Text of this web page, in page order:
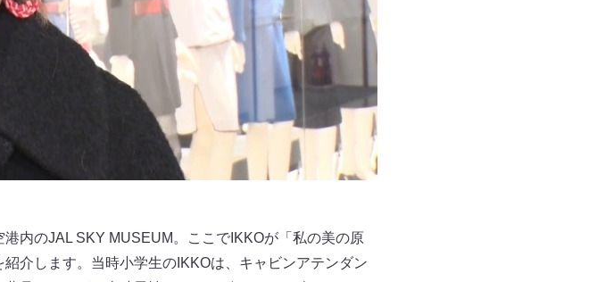
内のJAL SKY MUSEUM。ここでIKKOが「私の美の原
介します。当時小学生のIKKOは、キャビンアテンダン